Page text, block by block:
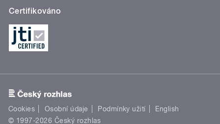
Certifikováno
Cookies Osobní údaje Podmínky užití
English
© 1997-2026 Český rozhlas